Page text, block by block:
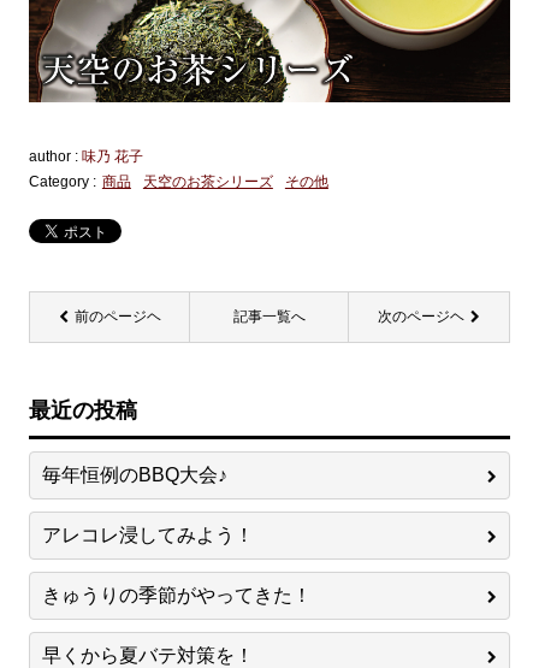
author : 味乃 花子
Category : 商品 天空のお茶シリーズ その他
前のページヘ 記事一覧へ 次のページヘ
最近の投稿
毎年恒例のBBQ大会♪
アレコレ浸してみよう！
きゅうりの季節がやってきた！
早くから夏バテ対策を！